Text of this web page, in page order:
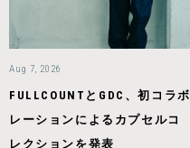
Aug 7, 2026
FULLCOUNTとGDC、初コラボ
レーションによるカプセルコ
レクションを発表